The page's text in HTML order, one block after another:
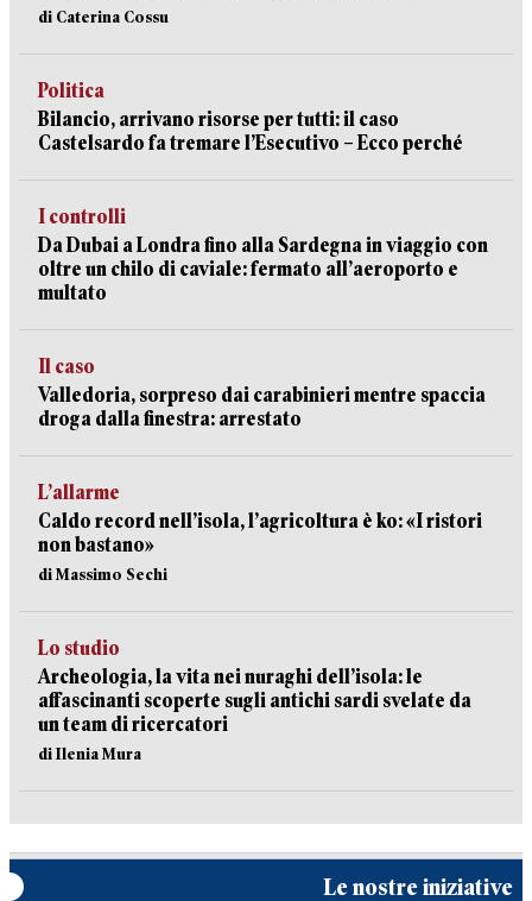
di Caterina Cossu
Politica
Bilancio, arrivano risorse per tutti: il caso
Castelsardo fa tremare l’Esecutivo – Ecco perché
I controlli
Da Dubai a Londra fino alla Sardegna in viaggio con
oltre un chilo di caviale: fermato all’aeroporto e
multato
Il caso
Valledoria, sorpreso dai carabinieri mentre spaccia
droga dalla finestra: arrestato
L’allarme
Caldo record nell’isola, l’agricoltura è ko: «I ristori
non bastano»
di Massimo Sechi
Lo studio
Archeologia, la vita nei nuraghi dell’isola: le
affascinanti scoperte sugli antichi sardi svelate da
un team di ricercatori
di Ilenia Mura
Le nostre iniziative